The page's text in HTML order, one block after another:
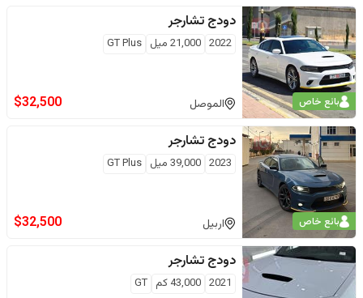
بائع خاص
دودج تشارجر
2022
21,000 ميل GT Plus
الموصل $32,500
بائع خاص
دودج تشارجر
2023
39,000 ميل GT Plus
اربيل $32,500
دودج تشارجر
2021
43,000كم GT